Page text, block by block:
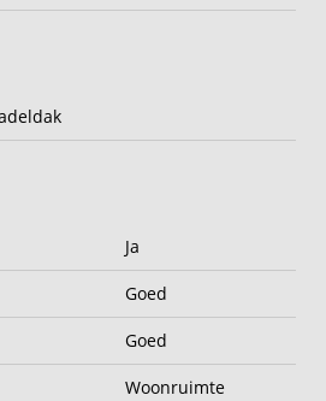
Ja
Goed
Goed
Woonruimte